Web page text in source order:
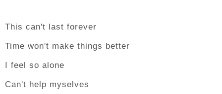
This can't last forever
Time won't make things better
I feel so alone
Can't help myselves